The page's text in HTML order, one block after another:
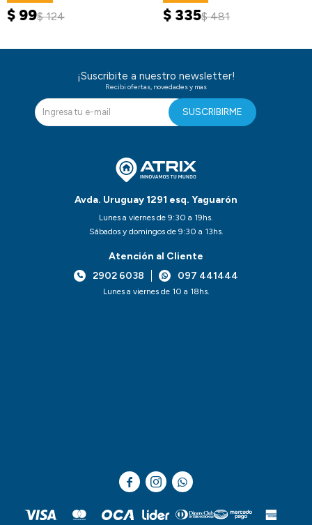
$ 99$ 124 $ 335$ 481
Avda. Uruguay 1291 esq. Yaguarón
Lunes a viernes de 9:30 a 19hs.
Sábados y domingos de 9:30 a 13hs.
Atención al Cliente
2902 6038
097 441444
Lunes a viernes de 10 a 18hs.
¡Suscribite a nuestro newsletter!
Recibi ofertas, novedades y mas
SUSCRIBIRME
  